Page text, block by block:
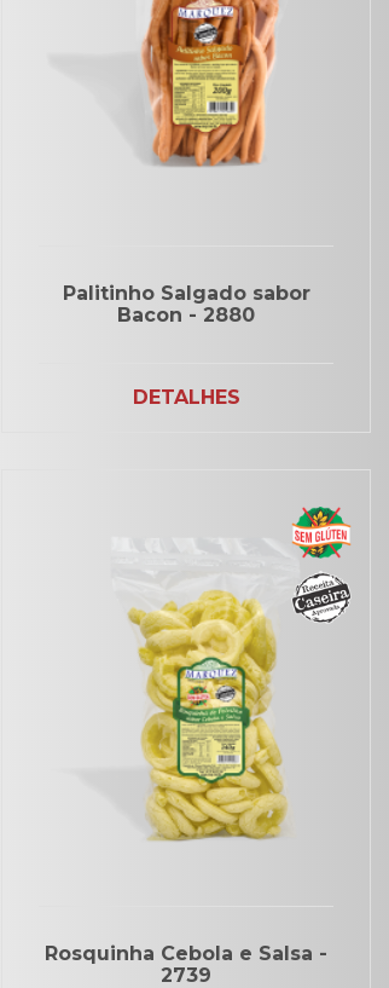
Palitinho Salgado sabor
Bacon - 2880
DETALHES
Rosquinha Cebola e Salsa -
2739